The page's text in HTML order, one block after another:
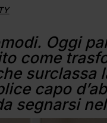
Oggi
come
surclassa
capo
segnarsi